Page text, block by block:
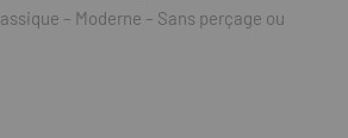
– Moderne – Sans perçage ou